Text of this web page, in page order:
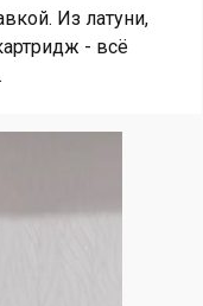
Из латуни,
- всё